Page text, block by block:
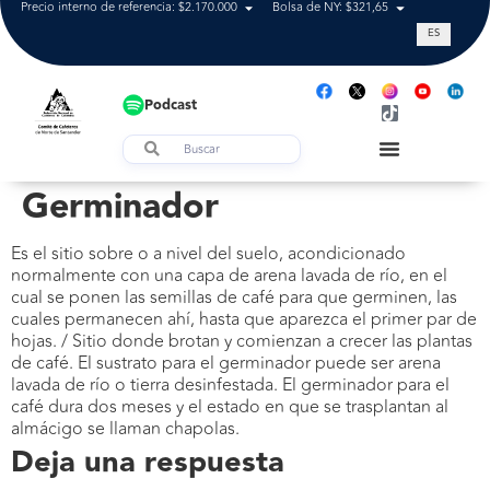
Precio interno de referencia: $2.170.000 Bolsa de NY: $321,65 Tasa de
ES
Podcast
Germinador
Es el sitio sobre o a nivel del suelo, acondicionado
normalmente con una capa de arena lavada de río, en el
cual se ponen las semillas de café para que germinen, las
cuales permanecen ahí, hasta que aparezca el primer par de
hojas. / Sitio donde brotan y comienzan a crecer las plantas
de café. El sustrato para el germinador puede ser arena
lavada de río o tierra desinfestada. El germinador para el
café dura dos meses y el estado en que se trasplantan al
almácigo se llaman chapolas.
Deja una respuesta